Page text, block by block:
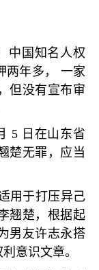
中国知名人权
两年多， 一家
但没有宣布审
5 日在山东省
楚无罪，应当
用于打压异己
翘楚，根据起
男友许志永搭
意识文章。